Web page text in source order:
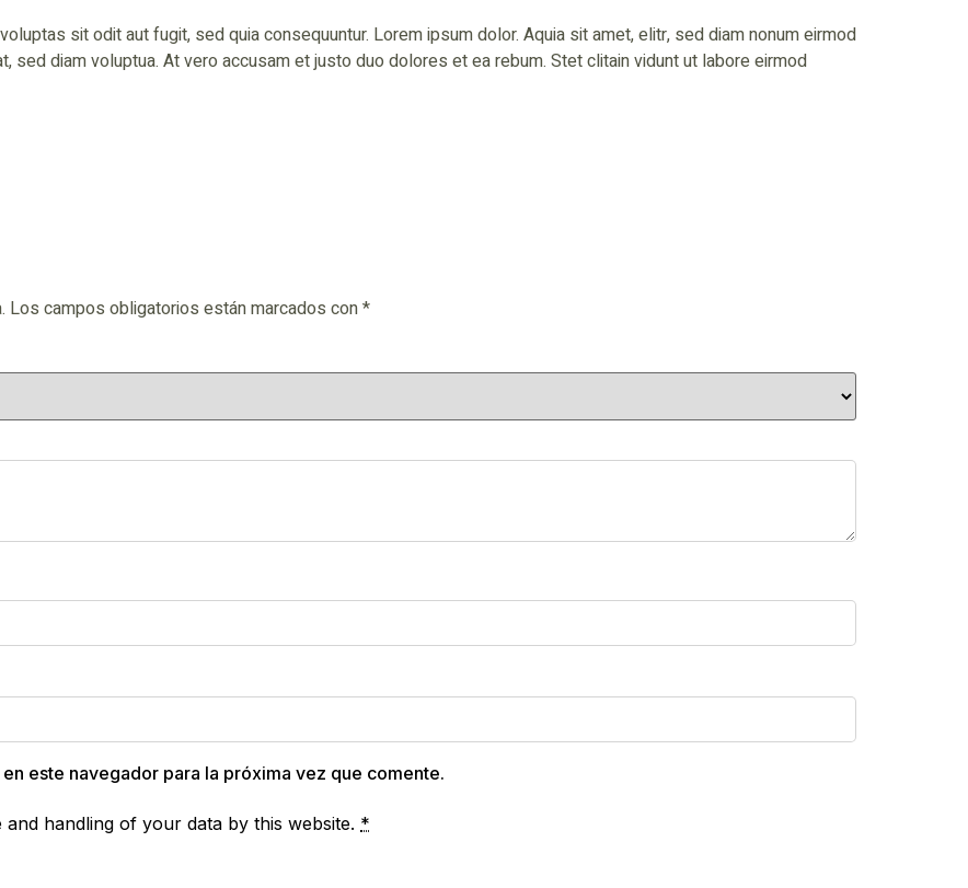
sit odit aut fugit, sed quia consequuntur. Lorem ipsum dolor. Aquia sit amet, elitr, sed diam nonum eirmod
sed diam voluptua. At vero accusam et justo duo dolores et ea rebum. Stet clitain vidunt ut labore eirmod
Los campos obligatorios están marcados con*
este navegador para la próxima vez que comente.
handling of your data by this website. *